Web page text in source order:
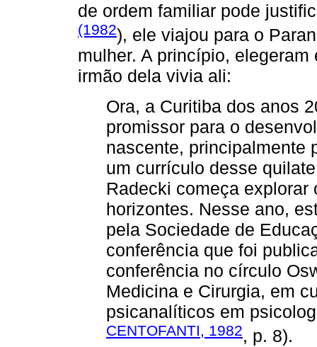
de ordem familiar pode
(1982), ele viajou para o
mulher. A princípio,
irmão dela vivia ali:
Ora, a Curitiba dos anos
promissor para o
nascente, principalmente
um currículo desse
Radecki começa
horizontes. Nesse ano,
pela Sociedade de
conferência que foi
conferência no círculo
Medicina e Cirurgia, em
psicanalíticos em
CENTOFANTI, 1982, p. 8).